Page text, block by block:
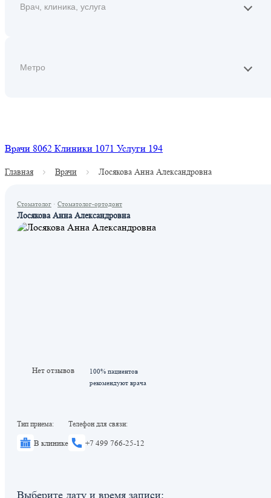
Врачи 8062 Клиники 1071 Услуги 194
Главная Врачи Лосякова Анна Александровна
Стоматолог · Стоматолог-ортодонт
Лосякова Анна Александровна
Нет отзывов
100% пациентов
рекомендуют врача
Тип приема:
В клинике
Телефон для связи:
+7 499 766-25-12
Выберите дату и время записи: